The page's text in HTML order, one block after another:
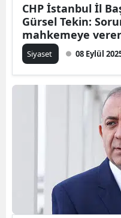
CHP İstanbul İl
Gürsel Tekin:
mahkemeye
Siyaset 08 Eylül